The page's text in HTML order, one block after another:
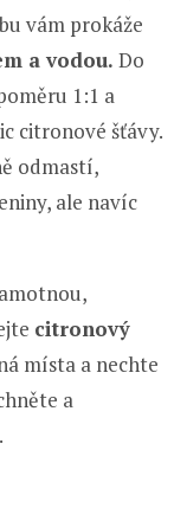
vám prokáže
a vodou. Do
1:1 a
citronové šťávy.
odmastí,
ale navíc
citronový
místa a nechte
a